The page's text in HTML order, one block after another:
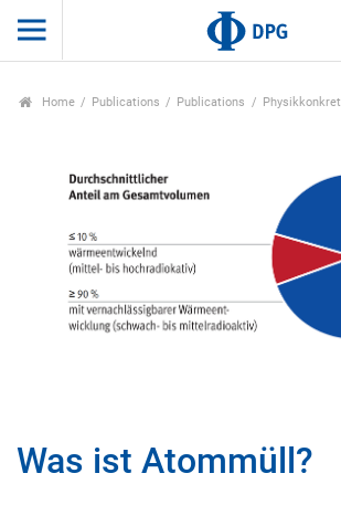
Home Publications Publications Physikkonkret
Was ist Atommüll?